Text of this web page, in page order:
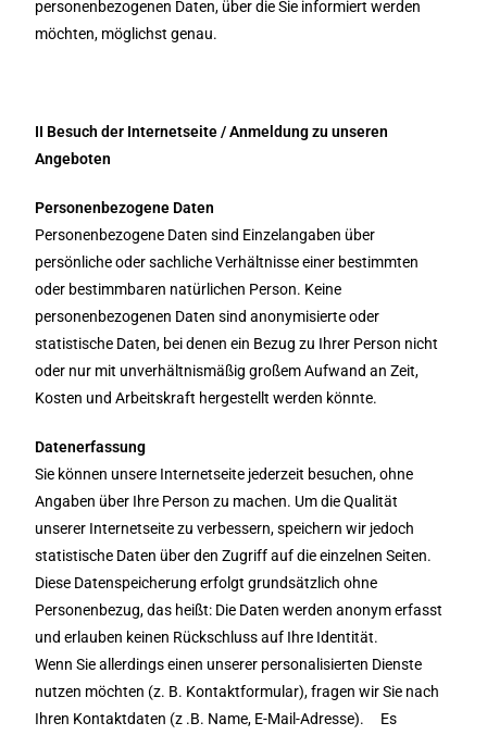
personenbezogenen Daten, über die Sie informiert werden
möchten, möglichst genau.
II Besuch der Internetseite / Anmeldung zu unseren
Angeboten
Personenbezogene Daten
Personenbezogene Daten sind Einzelangaben über
persönliche oder sachliche Verhältnisse einer bestimmten
oder bestimmbaren natürlichen Person. Keine
personenbezogenen Daten sind anonymisierte oder
statistische Daten, bei denen ein Bezug zu Ihrer Person nicht
oder nur mit unverhältnismäßig großem Aufwand an Zeit,
Kosten und Arbeitskraft hergestellt werden könnte.
Datenerfassung
Sie können unsere Internetseite jederzeit besuchen, ohne
Angaben über Ihre Person zu machen. Um die Qualität
unserer Internetseite zu verbessern, speichern wir jedoch
statistische Daten über den Zugriff auf die einzelnen Seiten.
Diese Datenspeicherung erfolgt grundsätzlich ohne
Personenbezug, das heißt: Die Daten werden anonym erfasst
und erlauben keinen Rückschluss auf Ihre Identität.
Wenn Sie allerdings einen unserer personalisierten Dienste
nutzen möchten (z. B. Kontaktformular), fragen wir Sie nach
Ihren Kontaktdaten (z .B. Name, E-Mail-Adresse). Es